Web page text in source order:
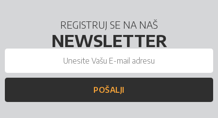
REGISTRUJ SE NA NAŠ
NEWSLETTER
POŠALJI